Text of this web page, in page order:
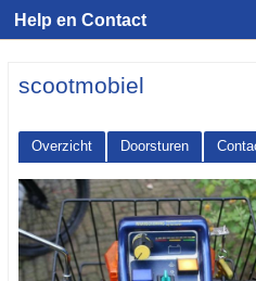
Help en Contact
scootmobiel
Overzicht Doorsturen
<< Terug